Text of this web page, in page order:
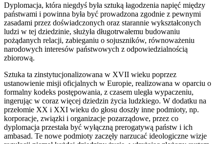
Dyplomacja, która niegdyś była sztuką łagodzenia napięć między
państwami i powinna była być prowadzona zgodnie z pewnymi
zasadami przez doświadczonych oraz starannie wykształconych
ludzi w tej dziedzinie, służyła długotrwałemu budowaniu
pożądanych relacji, zabieganiu o sojuszników, równoważeniu
narodowych interesów państwowych z odpowiedzialnością
zbiorową.
Sztuka ta zinstytucjonalizowana w XVII wieku poprzez
ustanowienie misji oficjalnych w Europie, realizowana w oparciu o
formalny kodeks postępowania, z czasem uległa wypaczeniu,
ingerując w coraz więcej dziedzin życia ludzkiego. W dodatku na
przełomie XX i XXI wieku do głosu doszły inne podmioty, np.
korporacje, związki i organizacje pozarządowe, przez co
dyplomacja przestała być wyłączną prerogatywą państw i ich
ambasad. Te nowe podmioty zaczęły narzucać ideologiczne wizje